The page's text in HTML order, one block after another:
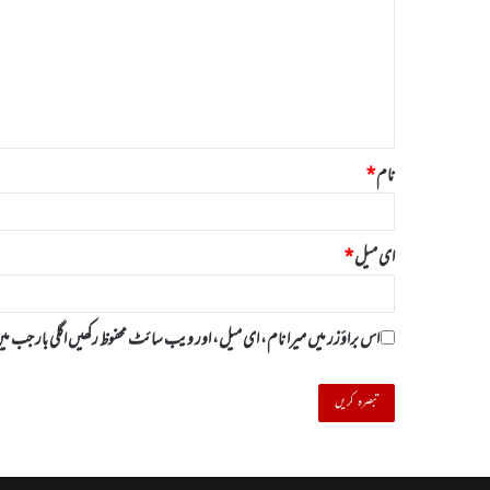
نام*
ای میل*
اس براؤزر میں میرا نام، ای میل، اور ویب سائٹ محفوظ رکھیں اگلی بار